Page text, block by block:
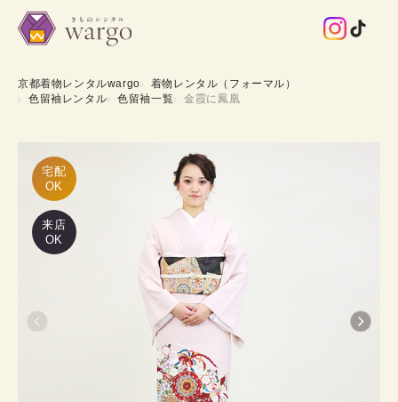
京都着物レンタルwargo
着物レンタル（フォーマル）
色留袖レンタル
色留袖一覧 金霞に鳳凰
宅配
OK
来店
OK